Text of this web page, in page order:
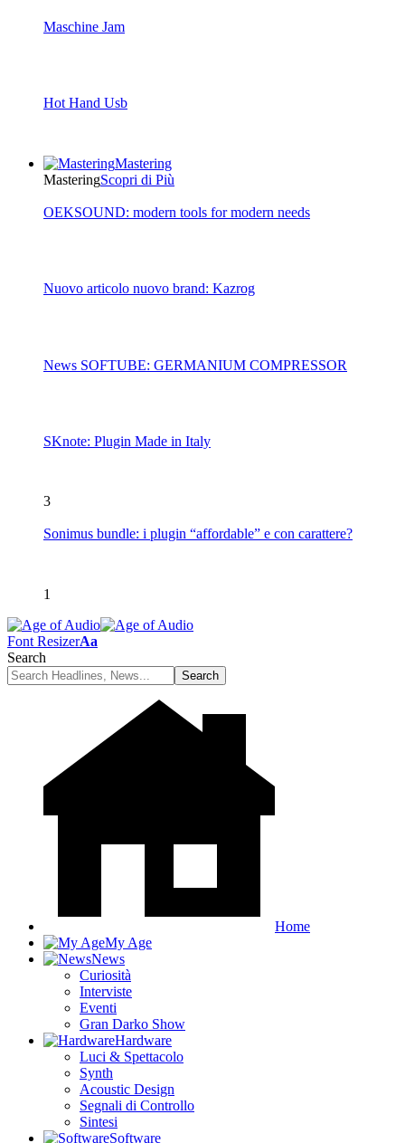
Maschine Jam
Hot Hand Usb
Mastering
MasteringScopri di Più
OEKSOUND: modern tools for modern needs
Nuovo articolo nuovo brand: Kazrog
News SOFTUBE: GERMANIUM COMPRESSOR
SKnote: Plugin Made in Italy
3
Sonimus bundle: i plugin “affordable” e con carattere?
1
Font ResizerAa
Search
Home
My Age
News
Curiosità
Interviste
Eventi
Gran Darko Show
Hardware
Luci & Spettacolo
Synth
Acoustic Design
Segnali di Controllo
Sintesi
Software